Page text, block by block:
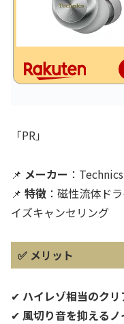
「PR」
📌 メーカー ：Technics
📌 特徴 ：磁性流体ド
イズキャンセリング
✅ メリット
✔ ハイレゾ相当のク
✔ 風切り音を抑える